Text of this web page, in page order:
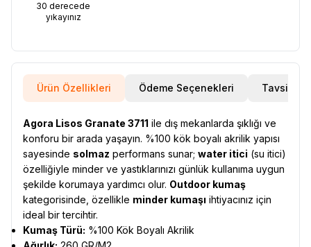
30 derecede
yıkayınız
Ürün Özellikleri Ödeme Seçenekleri Tavsiye Et
Agora Lisos Granate 3711 ile dış mekanlarda şıklığı ve
konforu bir arada yaşayın. %100 kök boyalı akrilik yapısı
sayesinde solmaz performans sunar; water itici (su itici)
özelliğiyle minder ve yastıklarınızı günlük kullanıma uygun
şekilde korumaya yardımcı olur. Outdoor kumaş
kategorisinde, özellikle minder kumaşı ihtiyacınız için
ideal bir tercihtir.
Kumaş Türü: %100 Kök Boyalı Akrilik